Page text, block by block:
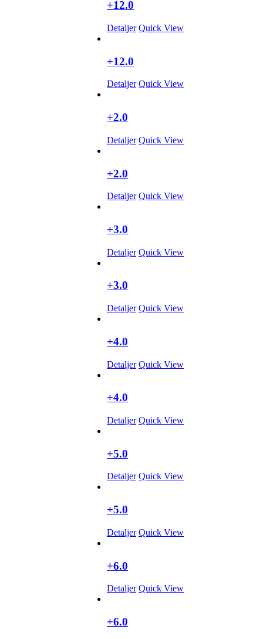
+12.0
Detaljer Quick View
+12.0
Detaljer Quick View
+2.0
Detaljer Quick View
+2.0
Detaljer Quick View
+3.0
Detaljer Quick View
+3.0
Detaljer Quick View
+4.0
Detaljer Quick View
+4.0
Detaljer Quick View
+5.0
Detaljer Quick View
+5.0
Detaljer Quick View
+6.0
Detaljer Quick View
+6.0